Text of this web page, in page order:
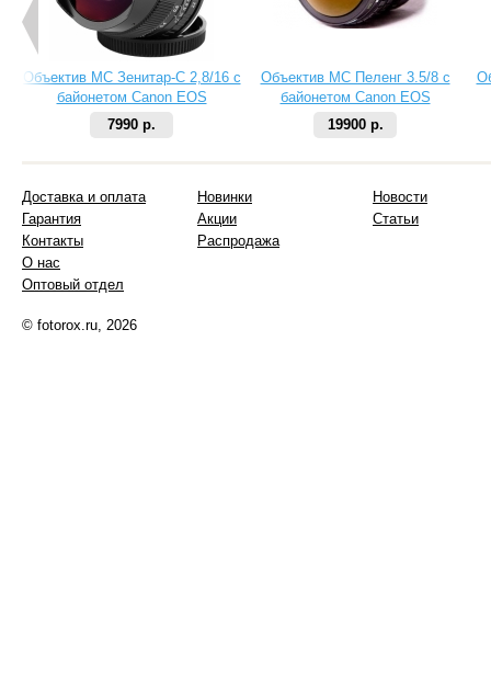
Объектив МС Зенитар-C 2,8/16 с
байонетом Canon EOS
7990 р.
Объектив МС Пеленг 3.5/8 с
байонетом Canon EOS
19900 р.
Доставка и оплата
Гарантия
Контакты
О нас
Оптовый отдел
Новинки
Акции
Распродажа
Новости
Статьи
© fotorox.ru, 2026